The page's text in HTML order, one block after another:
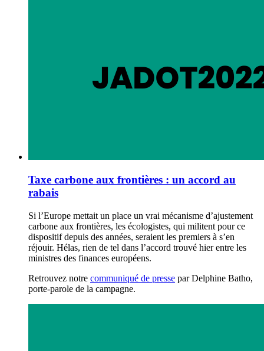
Taxe carbone aux frontières : un accord au
rabais
Si l’Europe mettait un place un vrai mécanisme d’ajustement
carbone aux frontières, les écologistes, qui militent pour ce
dispositif depuis des années, seraient les premiers à s’en
réjouir. Hélas, rien de tel dans l’accord trouvé hier entre les
ministres des finances européens.
Retrouvez notre communiqué de presse par Delphine Batho,
porte-parole de la campagne.